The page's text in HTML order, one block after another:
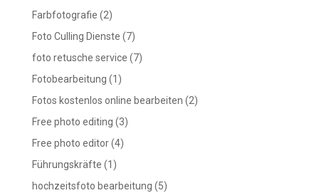
Farbfotografie (2)
Foto Culling Dienste (7)
foto retusche service (7)
Fotobearbeitung (1)
Fotos kostenlos online bearbeiten (2)
Free photo editing (3)
Free photo editor(4)
Führungskräfte (1)
hochzeitsfoto bearbeitung (5)